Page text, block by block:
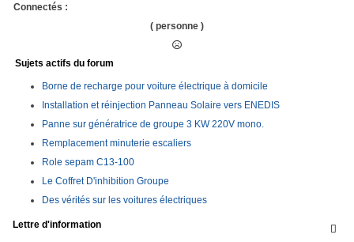
Connectés :
( personne )
Sujets actifs du forum
Borne de recharge pour voiture électrique à domicile
Installation et réinjection Panneau Solaire vers ENEDIS
Panne sur génératrice de groupe 3 KW 220V mono.
Remplacement minuterie escaliers
Role sepam C13-100
Le Coffret D'inhibition Groupe
Des vérités sur les voitures électriques

Lettre d'information